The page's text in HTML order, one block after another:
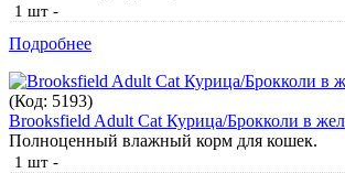
1 шт -
Подробнее
(Код: 5193)
Brooksfield Adult Cat Курица/Брокколи в
Полноценный влажный корм для кошек.
1 шт -